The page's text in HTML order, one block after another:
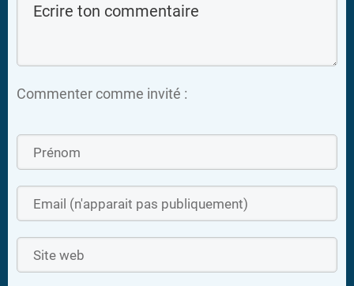
Commenter comme invité :